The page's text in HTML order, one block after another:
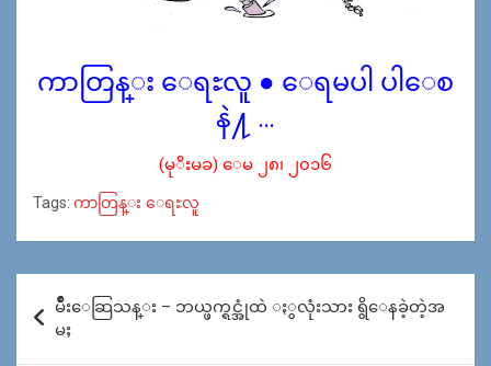
ကာတြန္း ေရႊလူ ● ေရမပါ ပါေစ
နဲ႔ …
(မုိးမခ) ေမ ၂၈၊ ၂၀၁၆
Tags: ကာတြန္း ေရႊလူ
Post
navigation
မ်ဳိးေဆြသန္း – ဘယ္ဖက္ရင္အုံထဲ ႏွလုံးသား ရွိေနခဲ့တဲ့အ
မႈ